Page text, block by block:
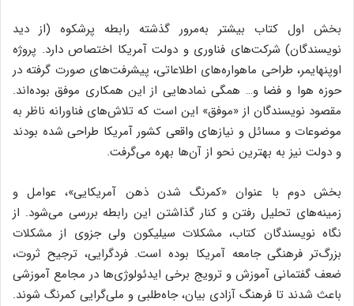
بخش اول کتاب بیشتر به‌مرور گذشته رابطه پرشکوه (از دید
نویسندگان) شرکت‌های فناوری و دولت آمریکا اختصاص دارد. پروژه
اوپنهایمر، طراحی ماهواره‌های اطلاعاتی، پیشرفت‌های صورت گرفته در
حوزه هوا و فضا و… همگی نمادهایی از این همکاری موفق بوده‌اند.
مقصود نویسندگان از «موفق» این است که تلاش‌های فناورانه ناظر به
موضوعات و مسائل و نیازهای واقعی کشور آمریکا طراحی ‌شده بودند
و دولت نیز به بهترین نحو از آن‌ها بهره می‌گرفت.
بخش دوم با عنوان «کمرنگ شدن ذهن آمریکایی»، عوامل و
زمینه‌های تحلیل رفتن و کنار گذاشتن این رابطه بررسی می‌شود. از
نگاه نویسندگان کتاب، مشکلات سیلیکون ولی جزوی از مشکلات
بزرگ‌تر فرهنگی جامعه آمریکا بوده است. فردگرایی، ترجیح ثروت،
ضعف گفتمانی آموزش و ترویج برخی ایدئولوژی‌ها در مجامع آموزشی
باعث شدند تا فرهنگ آزادی بیان، جاه‌طلبی و ملی‌گرایی کمرنگ شوند.